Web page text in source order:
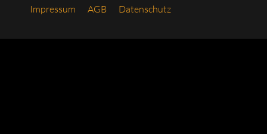
Impres­sum AGB Daten­schutz